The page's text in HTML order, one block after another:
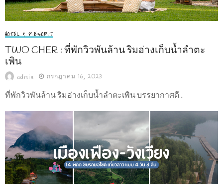
HOTEL & RESORT
TWO CHER : ที่พักวิวพันล้าน ริมอ่างเก็บน้ำลำตะ
เพิน
admin กรกฎาคม 16, 2023
ที่พักวิวพันล้าน ริมอ่างเก็บน้ำลำตะเพิน บรรยากาศดี...